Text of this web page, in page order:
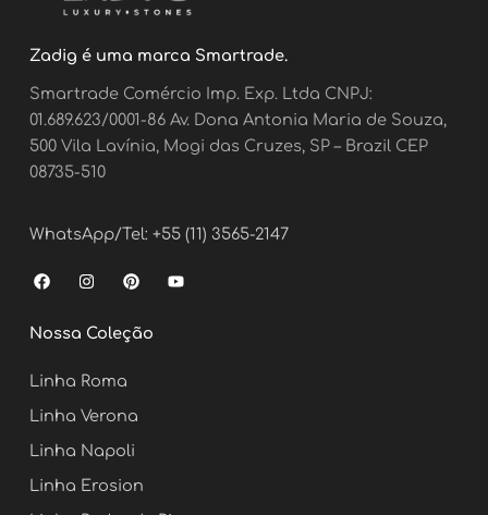
Zadig é uma marca Smartrade.
Smartrade Comércio Imp. Exp. Ltda CNPJ:
01.689.623/0001-86 Av. Dona Antonia Maria de Souza,
500 Vila Lavínia, Mogi das Cruzes, SP – Brazil CEP
08735-510
WhatsApp/Tel: +55 (11) 3565-2147
F
a
e
b
o
k
I
n
t
a
r
a
m
P
i
t
e
Y
o
Nossa Coleção
Linha Roma
Linha Verona
Linha Napoli
Linha Erosion